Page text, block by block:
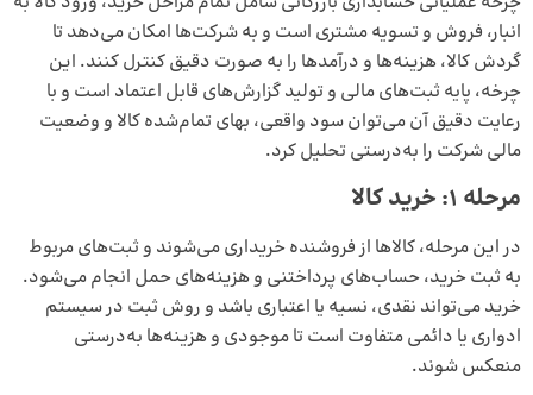
انبار، فروش و تسویه مشتری است و به شرکت‌ها امکان می‌دهد تا
گردش کالا، هزینه‌ها و درآمدها را به صورت دقیق کنترل کنند. این
چرخه، پایه ثبت‌های مالی و تولید گزارش‌های قابل اعتماد است و با
رعایت دقیق آن می‌توان سود واقعی، بهای تمام‌شده کالا و وضعیت
مالی شرکت را به‌درستی تحلیل کرد.
مرحله 1: خرید کالا
در این مرحله، کالاها از فروشنده خریداری می‌شوند و ثبت‌های مربوط
به ثبت خرید، حساب‌های پرداختنی و هزینه‌های حمل انجام می‌شود.
خرید می‌تواند نقدی، نسیه یا اعتباری باشد و روش ثبت در سیستم
ادواری یا دائمی متفاوت است تا موجودی و هزینه‌ها به‌درستی
منعکس شوند.